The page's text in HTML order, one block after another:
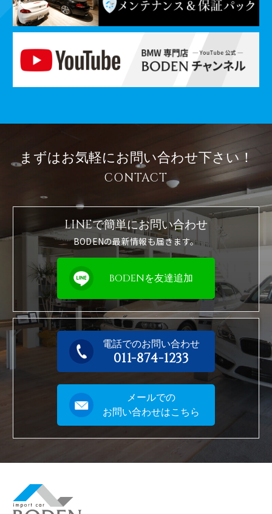
まずはお気軽にお問い合わせ下さい！
CONTACT
LINEで簡単にお問い合わせ
BODENの最新情報も届きます。
BODENを友達追加
電話でのお問い合わせ
011-874-1233
メールでの
お問い合わせはこちら